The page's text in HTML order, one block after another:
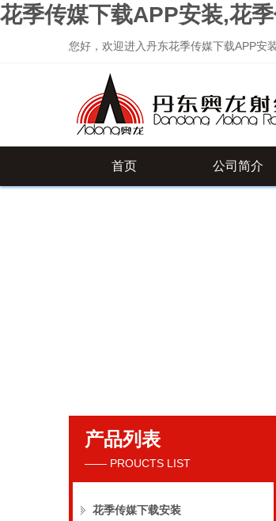
花季传媒下载APP安装,花
您好，欢迎进入丹东花季传媒下载APP安装
丹东花季传媒下载APP安装射线仪器集团
首页 公司简介
产品列表
—— PROUCTS LIST
花季传媒下载安装